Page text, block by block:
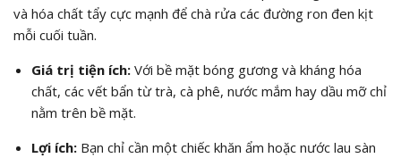
và hóa chất tẩy cực mạnh để chà rửa các đường ron đen kịt
mỗi cuối tuần.
Giá trị tiện ích:Với bề mặt bóng gương và kháng hóa
chất, các vết bẩn từ trà, cà phê, nước mắm hay dầu mỡ chỉ
nằm trên bề mặt.
Lợi ích:Bạn chỉ cần một chiếc khăn ẩm hoặc nước lau sàn